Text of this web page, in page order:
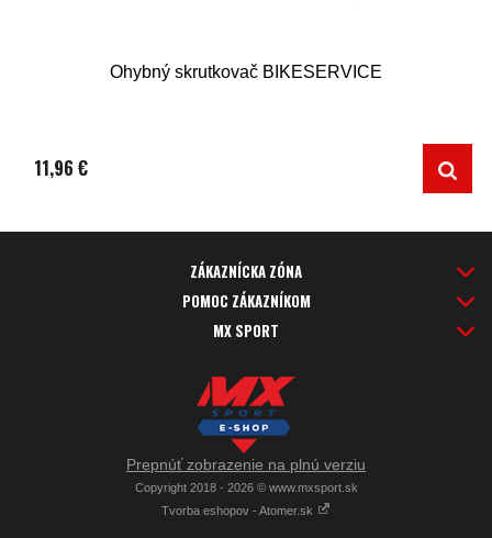
Ohybný skrutkovač BIKESERVICE
11,96 €
ZÁKAZNÍCKA ZÓNA
POMOC ZÁKAZNÍKOM
MX SPORT
Prepnúť zobrazenie na plnú verziu
Copyright 2018 - 2026 © www.mxsport.sk
Tvorba eshopov - Atomer.sk